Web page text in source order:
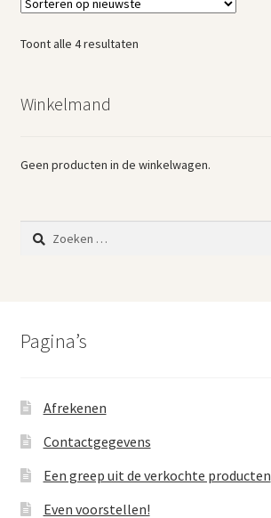
Toont alle 4 resultatenGesorteerd
Winkelmand
Geen producten in de winkelwagen.
Zoeken
naar:
Pagina’s
Afrekenen
Contactgegevens
Een greep uit de verkochte producten
Even voorstellen!